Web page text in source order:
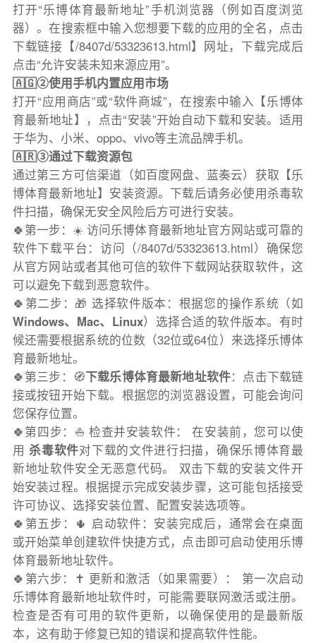
打开“乐博体育最新地址”手机浏览器（例如百度浏览
器）。在搜索框中输入您想要下载的应用的全名，点击
下载链接【/8407d/53323613.html】网址，下载完成后
点击“允许安装未知来源应用”。
🇦🇬②使用手机内置应用市场
打开“应用商店”或“软件商城”，在搜索中输入【乐博体
育最新地址】，点击“安装”开始自动下载和安装。适用
于华为、小米、oppo、vivo等主流品牌手机。
🇦🇷③通过下载资源包
通过第三方可信渠道（如百度网盘、蓝奏云）获取【乐
博体育最新地址】安装资源。下载后请务必使用杀毒软
件扫描，确保无安全风险后方可进行安装。
🍀第一步：☀️ 访问乐博体育最新地址官方网站或可靠的
软件下载平台：访问（/8407d/53323613.html）确保您
从官方网站或者其他可信的软件下载网站获取软件，这
可以避免下载到恶意软件。
🍀第二步：🎁 选择软件版本：根据您的操作系统（如
Windows、Mac、Linux）选择合适的软件版本。有时
候还需要根据系统的位数（32位或64位）来选择乐博体
育最新地址。
🍀第三步：🧭下载乐博体育最新地址软件：点击下载链
接或按钮开始下载。根据您的浏览器设置，可能会询问
您保存位置。
🍀第四步：⛵️ 检查并安装软件： 在安装前，您可以使
用杀毒软件对下载的文件进行扫描，确保乐博体育最
新地址软件安全无恶意代码。 双击下载的安装文件开
始安装过程。根据提示完成安装步骤，这可能包括接受
许可协议、选择安装位置、配置安装选项等。
🍀第五步：🌵 启动软件：安装完成后，通常会在桌面
或开始菜单创建软件快捷方式，点击即可启动使用乐博
体育最新地址软件。
🍀第六步：✝️ 更新和激活（如果需要）： 第一次启动
乐博体育最新地址软件时，可能需要联网激活或注册。
检查是否有可用的软件更新，以确保使用的是最新版
本，这有助于修复已知的错误和提高软件性能。